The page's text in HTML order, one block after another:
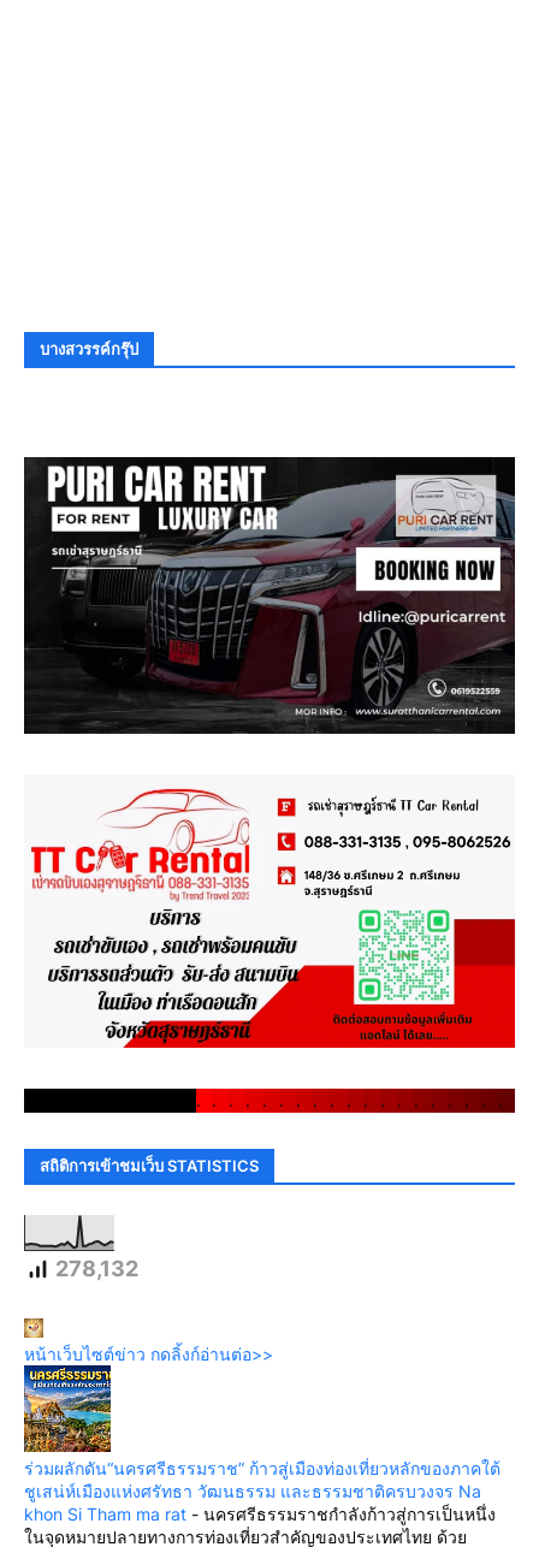
บางสวรรค์กรุ๊ป
. . . . . . . . . . . . . . . . . . .
สถิติการเข้าชมเว็บ STATISTICS
278,132
หน้าเว็บไซต์ข่าว กดลิ้งก์อ่านต่อ>>
ร่วมผลักดัน“นครศรีธรรมราช” ก้าวสู่เมืองท่องเที่ยวหลักของภาคใต้
ชูเสน่ห์เมืองแห่งศรัทธา วัฒนธรรม และธรรมชาติครบวงจร Na
khon Si Tham ma rat - นครศรีธรรมราชกำลังก้าวสู่การเป็นหนึ่ง
ในจุดหมายปลายทางการท่องเที่ยวสำคัญของประเทศไทย ด้วย